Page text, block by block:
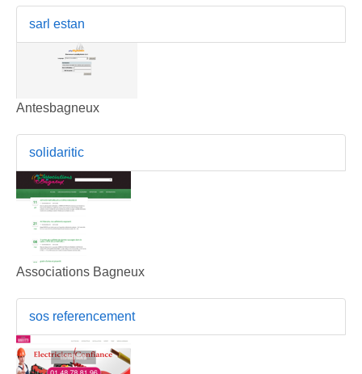
sarl estan
Antesbagneux
solidaritic
Associations Bagneux
sos referencement